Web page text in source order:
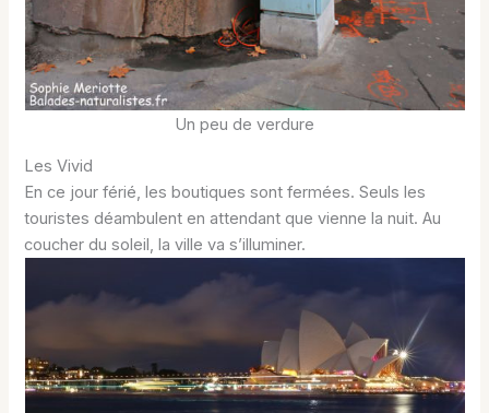
Un peu de verdure
Les Vivid
En ce jour férié, les boutiques sont fermées. Seuls les
touristes déambulent en attendant que vienne la nuit. Au
coucher du soleil, la ville va s’illuminer.